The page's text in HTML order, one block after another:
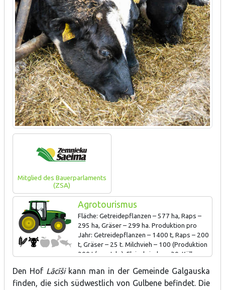
Mitglied des Bauerparlaments
(ZSA)
Agrotourismus
Fläche: Getreidepflanzen – 577 ha, Raps –
295 ha, Gräser – 299 ha. Produktion pro
Jahr: Getreidepflanzen – 1400 t, Raps – 200
t, Gräser – 25 t. Milchvieh – 100 (Produktion
200 t/pro Jahr), Fleischrinder – 30, Kälber –
Den Hof Lācīši kann man in der Gemeinde Galgauska
finden, die sich südwestlich von Gulbene befindet. Die